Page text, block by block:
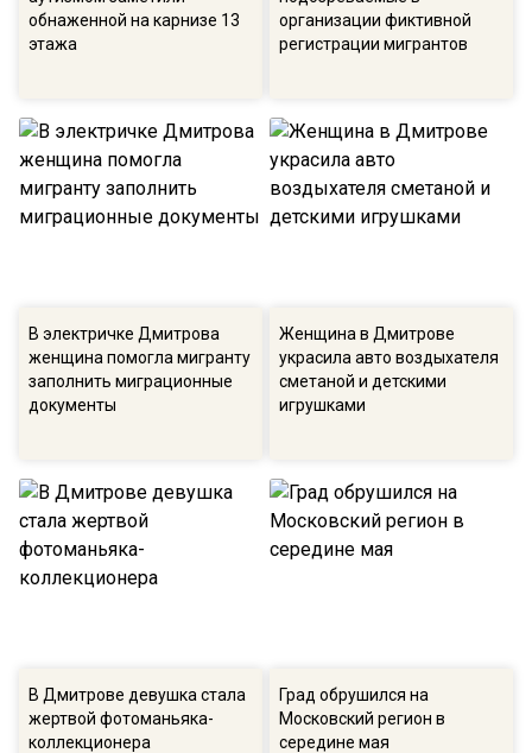
обнаженной на карнизе 13
этажа
организации фиктивной
регистрации мигрантов
В электричке Дмитрова
женщина помогла мигранту
заполнить миграционные
документы
Женщина в Дмитрове
украсила авто воздыхателя
сметаной и детскими
игрушками
В Дмитрове девушка стала
жертвой фотоманьяка-
коллекционера
Град обрушился на
Московский регион в
середине мая